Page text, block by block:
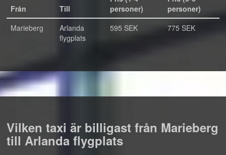
Från Till
personer)
personer)
Marieberg
Arlanda
flygplats
595 SEK 775 SEK
Vilken taxi är billigast från Marieberg
till Arlanda flygplats